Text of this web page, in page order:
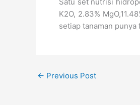
K2O, 2.83%
setiap tanaman
← Previous Post